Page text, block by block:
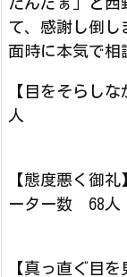
て、感謝し倒
面時に本気で相
【目をそらし
人
【態度悪く御
ーター数 68人
【真っ直ぐ目